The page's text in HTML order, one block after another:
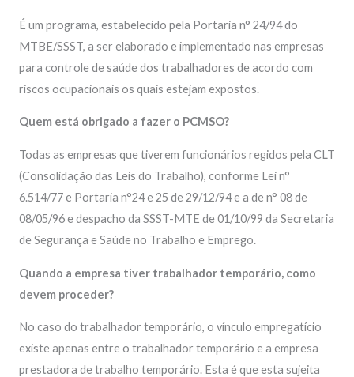
É um programa, estabelecido pela Portaria n° 24/94 do
MTBE/SSST, a ser elaborado e implementado nas empresas
para controle de saúde dos trabalhadores de acordo com
riscos ocupacionais os quais estejam expostos.
Quem está obrigado a fazer o PCMSO?
Todas as empresas que tiverem funcionários regidos pela CLT
(Consolidação das Leis do Trabalho), conforme Lei n°
6.514/77 e Portaria n°24 e 25 de 29/12/94 e a de n° 08 de
08/05/96 e despacho da SSST-MTE de 01/10/99 da Secretaria
de Segurança e Saúde no Trabalho e Emprego.
Quando a empresa tiver trabalhador temporário, como
devem proceder?
No caso do trabalhador temporário, o vínculo empregatício
existe apenas entre o trabalhador temporário e a empresa
prestadora de trabalho temporário. Esta é que esta sujeita